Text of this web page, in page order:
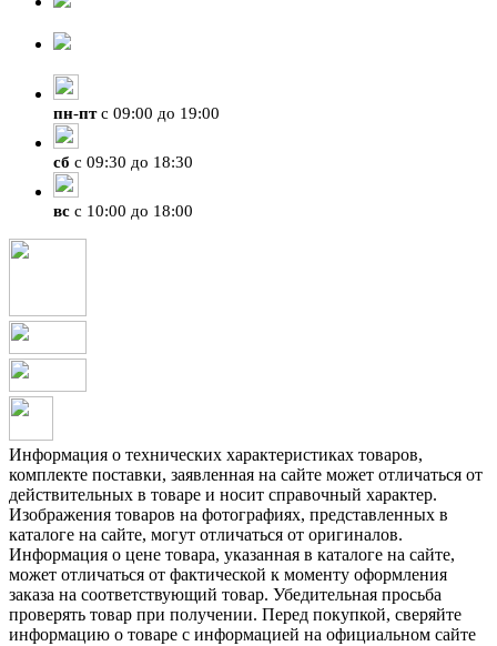
пн-птс 09:00 до 19:00
сб с 09:30 до 18:30
вс с 10:00 до 18:00
Информация о технических характеристиках товаров,
комплекте поставки, заявленная на сайте может отличаться от
действительных в товаре и носит справочный характер.
Изображения товаров на фотографиях, представленных в
каталоге на сайте, могут отличаться от оригиналов.
Информация о цене товара, указанная в каталоге на сайте,
может отличаться от фактической к моменту оформления
заказа на соответствующий товар. Убедительная просьба
проверять товар при получении. Перед покупкой, сверяйте
информацию о товаре с информацией на официальном сайте